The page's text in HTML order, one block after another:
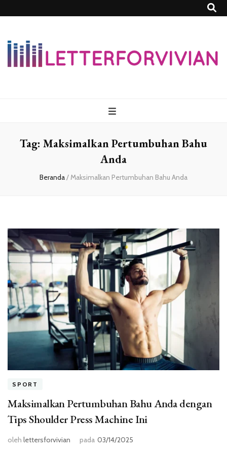
Tag: Maksimalkan Pertumbuhan Bahu
Anda
Beranda/Maksimalkan Pertumbuhan Bahu Anda
SPORT
Maksimalkan Pertumbuhan Bahu Anda dengan
Tips Shoulder Press Machine Ini
oleh lettersforvivian pada 03/14/2025